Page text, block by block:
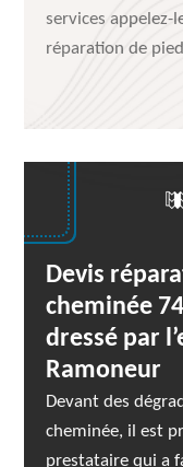
services appelez-
réparation de
Devis
cheminée
dressé par
Ramoneur
Devant des
cheminée, il est
prestataire qui a